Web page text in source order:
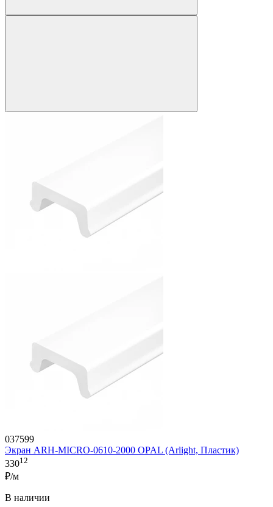
037599
Экран ARH-MICRO-0610-2000 OPAL (Arlight, Пластик)
33012
₽/м
В наличии